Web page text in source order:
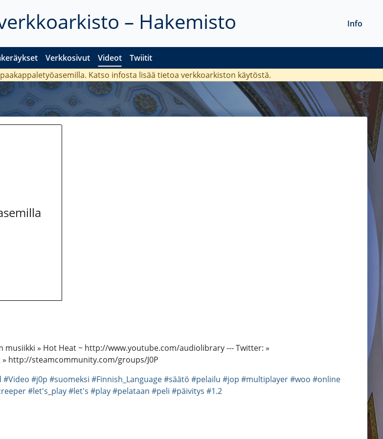
– Hakemisto
Verkkosivut Videot Twiitit
Info
Katso infosta lisää tietoa verkkoarkiston käytöstä.
musiikki » Hot Heat ~ http://www.youtube.com/audiolibrary --- Twitter: »
http://steamcommunity.com/groups/J0P
#Video #j0p #suomeksi #Finnish_Language#säätö #pelailu #jop #multiplayer#woo #online
#let's_play#let's #play#pelataan #peli #päivitys #1.2